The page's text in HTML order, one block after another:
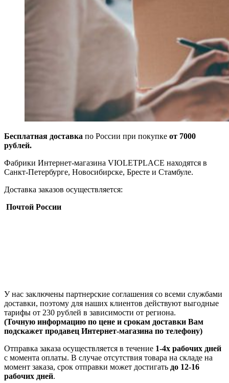
Бесплатная доставка по России при покупке от 7000
рублей.
Фабрики Интернет-магазина VIOLETPLACE находятся в
Санкт-Петербурге, Новосибирске, Бресте и Стамбуле.
Доставка заказов осуществляется:
Почтой России
У нас заключены партнерские соглашения со всеми службами
доставки, поэтому для наших клиентов действуют выгодные
тарифы от 230 рублей в зависимости от региона.
(Точную информацию по цене и срокам доставки Вам
подскажет продавец Интернет-магазина по телефону)
Отправка заказа осуществляется в течение 1-4х рабочих дней
с момента оплаты. В случае отсутствия товара на складе на
момент заказа, срок отправки может достигать до 12-16
рабочих дней.